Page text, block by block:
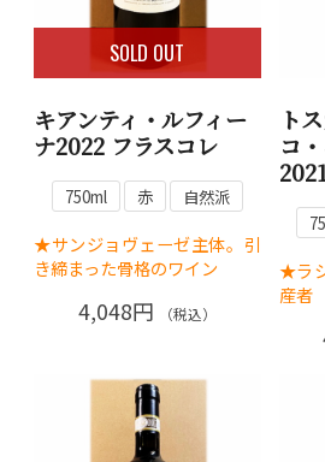
SOLD OUT
キアンティ・ルフィー
ナ2022 フラスコレ
750ml 赤 自然派
★サンジョヴェーゼ主体。引
き締まった骨格のワイン
4,048円 （税込）
ト
コ
★ラ
産者